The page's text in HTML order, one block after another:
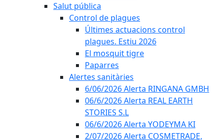
Salut pública
Control de plagues
Últimes actuacions control
plagues. Estiu 2026
El mosquit tigre
Paparres
Alertes sanitàries
6/06/2026 Alerta RINGANA GMBH
06/6/2026 Alerta REAL EARTH
STORIES S.L
06/6/2026 Alerta YODEYMA KI
2/07/2026 Alerta COSMETRADE,